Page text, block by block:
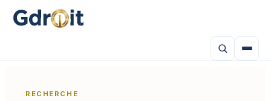
RECHERCHE